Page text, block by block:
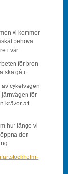
vi kommer
behöva
i vår.
för bron
ska gå i.
av cykelvägen
järnvägen för
kräver att
hur länge vi
den